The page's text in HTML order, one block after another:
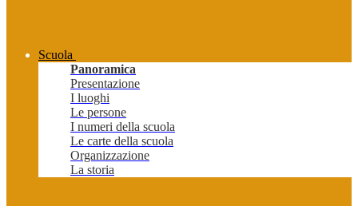
Scuola
Panoramica
Presentazione
I luoghi
Le persone
I numeri della scuola
Le carte della scuola
Organizzazione
La storia